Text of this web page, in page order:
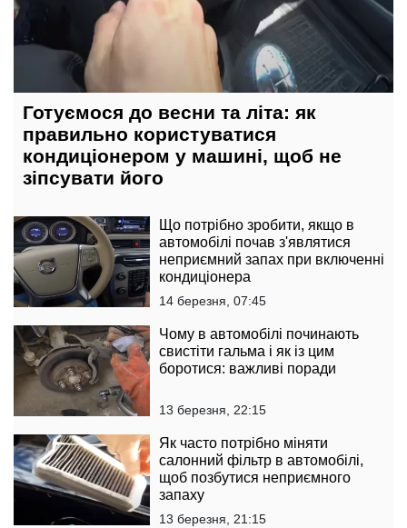
Готуємося до весни та літа: як
правильно користуватися
кондиціонером у машині, щоб не
зіпсувати його
Що потрібно зробити, якщо в
автомобілі почав з'являтися
неприємний запах при включенні
кондиціонера
14 березня, 07:45
Чому в автомобілі починають
свистіти гальма і як із цим
боротися: важливі поради
13 березня, 22:15
Як часто потрібно міняти
салонний фільтр в автомобілі,
щоб позбутися неприємного
запаху
13 березня, 21:15